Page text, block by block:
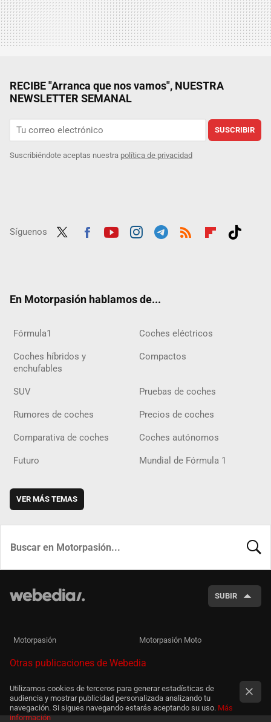
RECIBE "Arranca que nos vamos", NUESTRA
NEWSLETTER SEMANAL
SUSCRIBIR
Suscribiéndote aceptas nuestra política de privacidad
Síguenos
En Motorpasión hablamos de...
Fórmula1 Coches eléctricos
Coches híbridos y
enchufables
Compactos
SUV Pruebas de coches
Rumores de coches Precios de coches
Comparativa de coches Coches autónomos
Futuro Mundial de Fórmula 1
VER MÁS TEMAS
SUBIR
Motorpasión Motorpasión Moto
Otras publicaciones de Webedia
Utilizamos cookies de terceros para generar estadísticas de
audiencia y mostrar publicidad personalizada analizando tu
navegación. Si sigues navegando estarás aceptando su uso. Más
información